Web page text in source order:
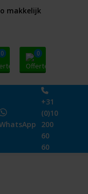
makkelijk
0 0
+31
(0)10
200
60
60